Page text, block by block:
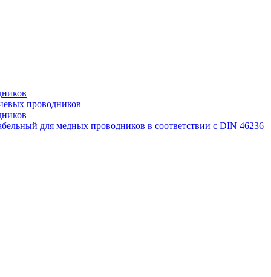
проводников
для медных проводников в соответствии с DIN 46236